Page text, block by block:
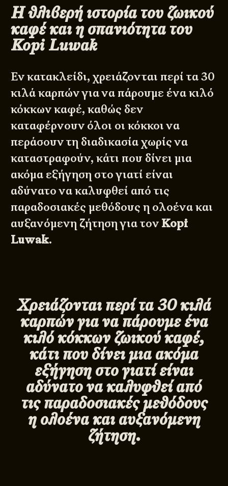
Η θλιβερή ιστορία του ζωικού
καφέ και η σπανιότητα του
Kopi Luwak
Εν κατακλείδι, χρειάζονται περί τα 30
κιλά καρπών για να πάρουμε ένα κιλό
κόκκων καφέ, καθώς δεν
καταφέρνουν όλοι οι κόκκοι να
περάσουν τη διαδικασία χωρίς να
καταστραφούν, κάτι που δίνει μια
ακόμα εξήγηση στο γιατί είναι
αδύνατο να καλυφθεί από τις
παραδοσιακές μεθόδους η ολοένα και
αυξανόμενη ζήτηση για τον Kopi
Luwak.
Χρειάζονται περί τα 30 κιλά
καρπών για να πάρουμε ένα
κιλό κόκκων ζωικού καφέ,
κάτι που δίνει μια ακόμα
εξήγηση στο γιατί είναι
αδύνατο να καλυφθεί από
τις παραδοσιακές μεθόδους
η ολοένα και αυξανόμενη
ζήτηση.